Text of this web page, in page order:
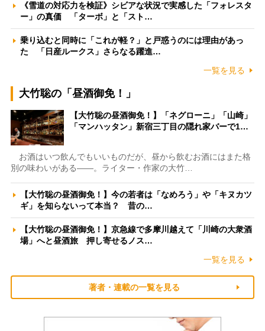
《雪道の対応力を検証》シビアな状況で実感した「フォレスタ
ー」の真価 「ターボ」と「スト…
乗り込むと同時に「これが軽？」と戸惑うのには理由があっ
た 「日産ルークス」さらなる躍進…
一覧を見る
大竹聡の「昼酒御免！」
【大竹聡の昼酒御免！】「ネグローニ」「山崎」
「マンハッタン」新宿三丁目の隠れ家バーで1…
お酒はいつ飲んでもいいものだが、昼から飲むお酒にはまた格
別の味わいがある――。ライター・作家の大竹…
【大竹聡の昼酒御免！】今の若者は「なめろう」や「キヌカツ
ギ」を知らないって本当？ 昔の…
【大竹聡の昼酒御免！】京急線で多摩川越えて「川崎の大衆酒
場」へと昼酒旅 押し寄せるノス…
一覧を見る
著者・連載の一覧を見る